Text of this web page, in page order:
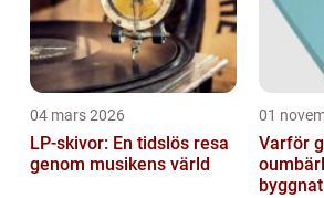
04 mars 2026
LP-skivor: En tidslös resa
genom musikens värld
01
Varför